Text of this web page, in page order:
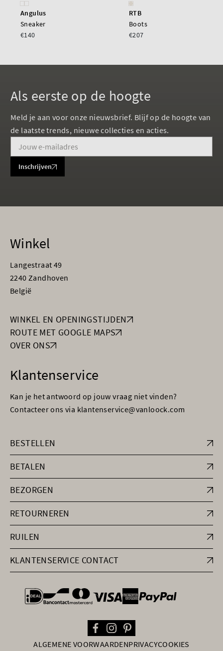
Angulus
Sneaker
€140
RTB
Boots
€207
Als eerste op de hoogte
Meld je aan voor onze nieuwsbrief. Blijf op de hoogte van
de laatste trends, nieuwe collecties en acties.
Inschrijven
Winkel
Langestraat 49
2240 Zandhoven
België
WINKEL EN OPENINGSTIJDEN
ROUTE MET GOOGLE MAPS
OVER ONS
Klantenservice
Kan je het antwoord op jouw vraag niet vinden?
Contacteer ons via klantenservice@vanloock.com
BESTELLEN
BETALEN
BEZORGEN
RETOURNEREN
RUILEN
KLANTENSERVICE CONTACT
general.paymentOptions
ALGEMENE VOORWAARDENPRIVACYCOOKIES